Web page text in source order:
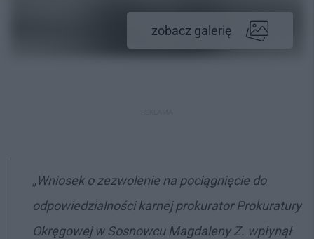
zobacz galerię
„Wniosek o zezwolenie na pociągnięcie do
odpowiedzialności karnej prokurator Prokuratury
Okręgowej w Sosnowcu Magdaleny Z. wpłynął